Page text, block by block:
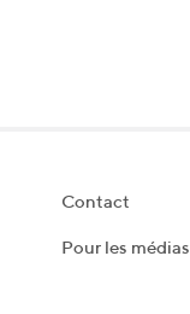
Contact
Pour les médias